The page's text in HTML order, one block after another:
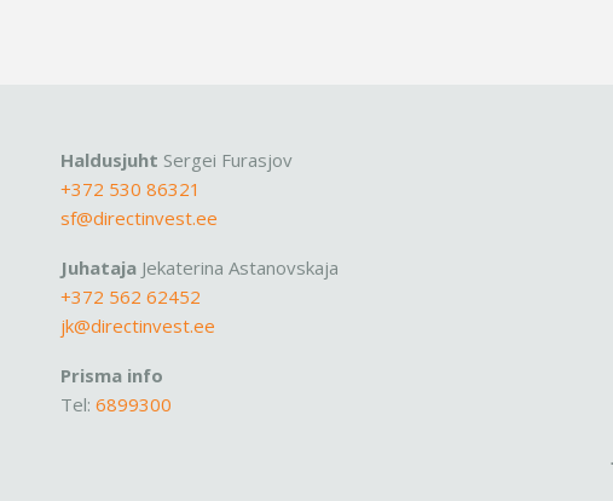
Haldusjuht Sergei Furasjov
+372 530 86321
sf@directinvest.ee
Juhataja Jekaterina Astanovskaja
+372 562 62452
jk@directinvest.ee
Prisma info
Tel: 6899300